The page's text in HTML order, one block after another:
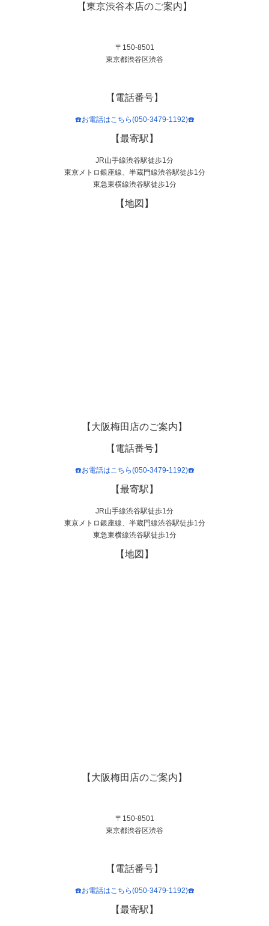
【東京渋谷本店のご案内】
〒150-8501
東京都渋谷区渋谷
【電話番号】
☎️お電話はこちら(050-3479-1192)☎️
【最寄駅】
JR山手線渋谷駅徒歩1分
東京メトロ銀座線、半蔵門線渋谷駅徒歩1分
東急東横線渋谷駅徒歩1分
【地図】
【大阪梅田店のご案内】
【電話番号】
☎️お電話はこちら(050-3479-1192)☎️
【最寄駅】
JR山手線渋谷駅徒歩1分
東京メトロ銀座線、半蔵門線渋谷駅徒歩1分
東急東横線渋谷駅徒歩1分
【地図】
【大阪梅田店のご案内】
〒150-8501
東京都渋谷区渋谷
【電話番号】
☎️お電話はこちら(050-3479-1192)☎️
【最寄駅】